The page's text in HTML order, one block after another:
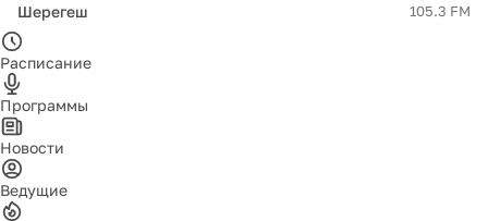
Шерегеш 105.3 FM
Расписание
Программы
Новости
Ведущие